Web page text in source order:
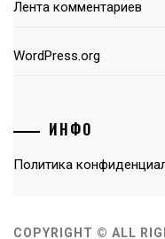
Лента комментариев
WordPress.org
ИНФО
Политика
COPYRIGHT © ALL